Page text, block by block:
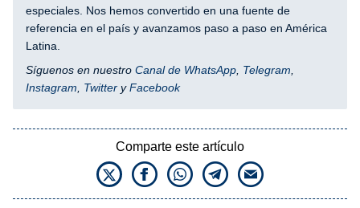
especiales. Nos hemos convertido en una fuente de
referencia en el país y avanzamos paso a paso en América
Latina.
Síguenos en nuestro Canal de WhatsApp Telegram
Instagram
Twitter yFacebook
Comparte este artículo